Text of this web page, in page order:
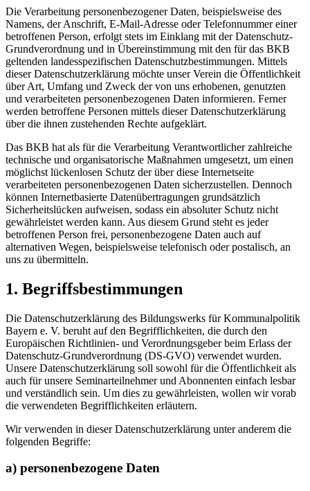
Die Verarbeitung personenbezogener Daten, beispielsweise des
Namens, der Anschrift, E-Mail-Adresse oder Telefonnummer einer
betroffenen Person, erfolgt stets im Einklang mit der Datenschutz-
Grundverordnung und in Übereinstimmung mit den für das BKB
geltenden landesspezifischen Datenschutzbestimmungen. Mittels
dieser Datenschutzerklärung möchte unser Verein die Öffentlichkeit
über Art, Umfang und Zweck der von uns erhobenen, genutzten
und verarbeiteten personenbezogenen Daten informieren. Ferner
werden betroffene Personen mittels dieser Datenschutzerklärung
über die ihnen zustehenden Rechte aufgeklärt.
Das BKB hat als für die Verarbeitung Verantwortlicher zahlreiche
technische und organisatorische Maßnahmen umgesetzt, um einen
möglichst lückenlosen Schutz der über diese Internetseite
verarbeiteten personenbezogenen Daten sicherzustellen. Dennoch
können Internetbasierte Datenübertragungen grundsätzlich
Sicherheitslücken aufweisen, sodass ein absoluter Schutz nicht
gewährleistet werden kann. Aus diesem Grund steht es jeder
betroffenen Person frei, personenbezogene Daten auch auf
alternativen Wegen, beispielsweise telefonisch oder postalisch, an
uns zu übermitteln.
1. Begriffsbestimmungen
Die Datenschutzerklärung des Bildungswerks für Kommunalpolitik
Bayern e. V. beruht auf den Begrifflichkeiten, die durch den
Europäischen Richtlinien- und Verordnungsgeber beim Erlass der
Datenschutz-Grundverordnung (DS-GVO) verwendet wurden.
Unsere Datenschutzerklärung soll sowohl für die Öffentlichkeit als
auch für unsere Seminarteilnehmer und Abonnenten einfach lesbar
und verständlich sein. Um dies zu gewährleisten, wollen wir vorab
die verwendeten Begrifflichkeiten erläutern.
Wir verwenden in dieser Datenschutzerklärung unter anderem die
folgenden Begriffe:
a) personenbezogene Daten